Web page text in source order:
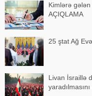
Kimlərə
AÇIQLAMA
25 ştat Ağ
Livan İsraillə